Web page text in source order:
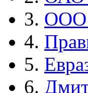
3. ООО
4.
5.
6.